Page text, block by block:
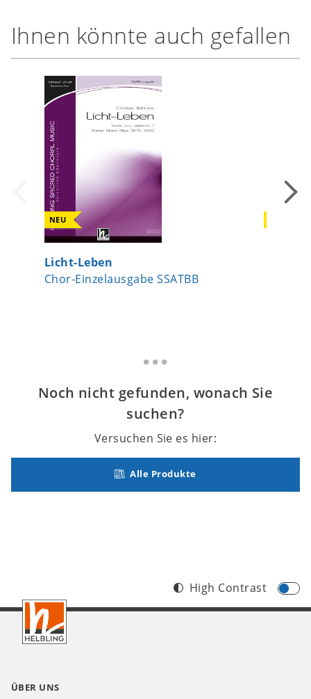
Ihnen könnte auch gefallen
NEU
Licht-Leben
Chor-Einzelausgabe SSATBB
Noch nicht gefunden, wonach Sie
suchen?
Versuchen Sie es hier:
Alle Produkte
Footer
AT
High Contrast
ÜBER UNS